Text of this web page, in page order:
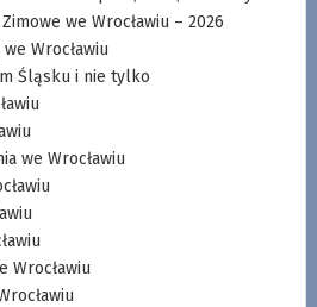
we Wrocławiu – 2026
Wrocławiu
Śląsku i nie tylko
we Wrocławiu